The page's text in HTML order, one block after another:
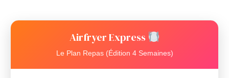
Airfryer Express
Le Plan Repas (Édition 4 Semaines)